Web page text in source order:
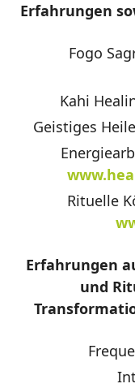
Erfahrungen
Fogo
Kahi
Geistiges
Rituelle
Erfahrungen
und